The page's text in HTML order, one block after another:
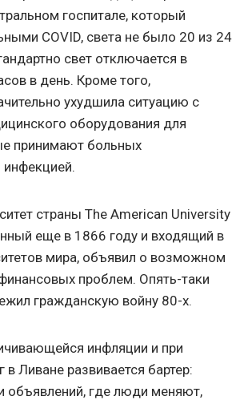
госпитале, который
COVID, света не было 20 из 24
свет отключается в
в день. Кроме того,
ухудшила ситуацию с
оборудования для
принимают больных
инфекцией.
страны The American University
еще в 1866 году и входящий в
мира, объявил о возможном
проблем. Опять-таки
гражданскую войну 80-х.
инфляции и при
в Ливане развивается бартер:
объявлений, где люди меняют,